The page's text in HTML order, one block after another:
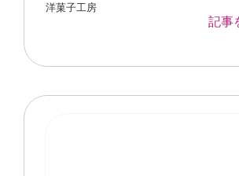
洋菓子工房
記